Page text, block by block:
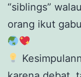
“siblings”
orang ikut